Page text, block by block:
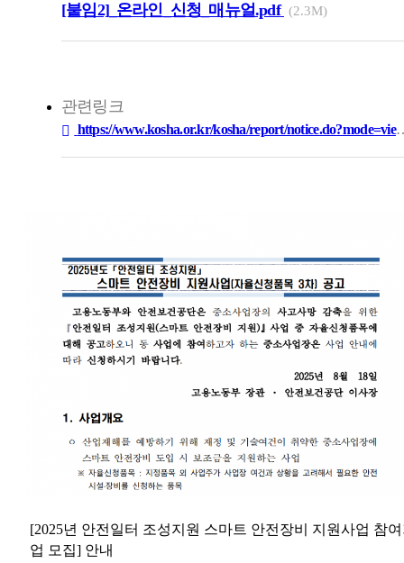
[붙임2]_온라인_신청_매뉴얼.pdf (2.3M)
관련링크
https://www.kosha.or.kr/kosha/report/notice.do?mode=view&articleNo=456…
[2025년 안전일터 조성지원 스마트 안전장비 지원사업 참
업 모집] 안내